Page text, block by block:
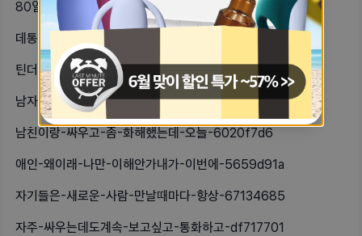
80일-정도-만났는데-남친이-헤어지자-b524596f
데통-얘기-나와서-그런데-같은-여자면-652c7bd2
틴더-얼굴사진-안올리면-올리라고-뭐라-228e49f3
남자친구가-사귀는-중간에-한번이라도-4dfd3924
남친이랑-싸우고-좀-화해했는데-오늘-6020f7d6
애인-왜이래-나만-이해안가내가-이번에-5659d91a
자기들은-새로운-사람-만날때마다-항상-67134685
자주-싸우는데도계속-보고싶고-통화하고-df717701